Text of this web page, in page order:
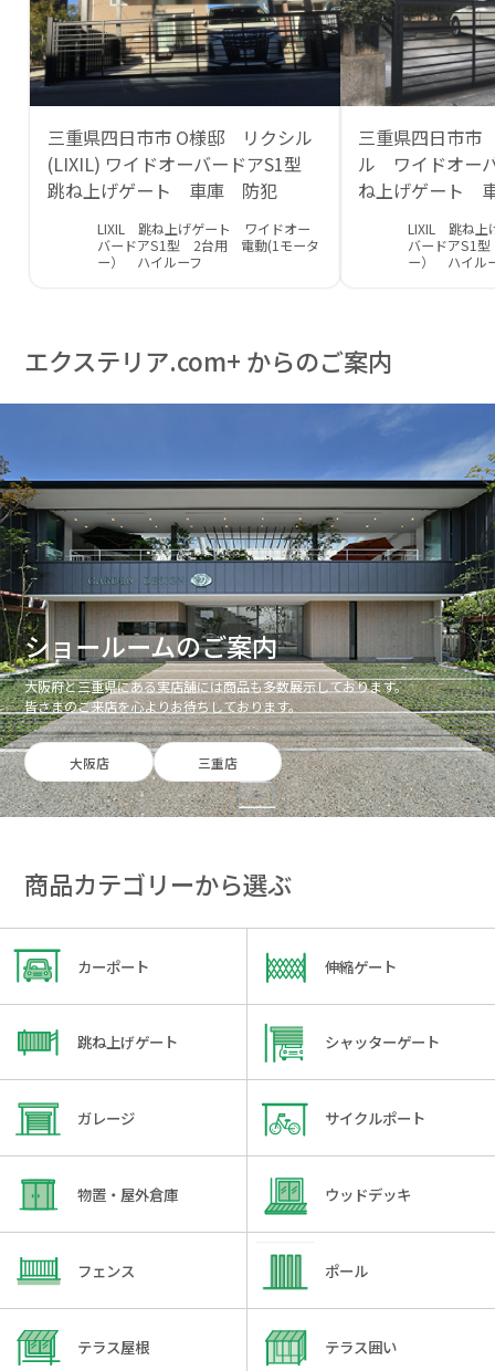
三重県四日市市 O様邸 リクシル
(LIXIL) ワイドオーバードアS1型
跳ね上げゲート 車庫 防犯
LIXIL 跳ね上げゲート ワイドオー
バードアS1型 2台用 電動(1モータ
ー） ハイルーフ
三重県四日市
ル ワイドオー
ね上げゲート
LIXIL 跳ね上
バードアS1
ー） ハイル
エクステリア.com+ からのご案内
ショールームのご案内
大阪府と三重県にある実店舗には商品も多数展示しております。
皆さまのご来店を心よりお待ちしております。
大阪店 三重店
商品カテゴリーから選ぶ
カーポート 伸縮ゲート
跳ね上げゲート シャッターゲート
ガレージ サイクルポート
物置・屋外倉庫 ウッドデッキ
フェンス ポール
テラス屋根 テラス囲い